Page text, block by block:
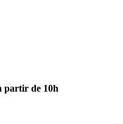
partir de 10h